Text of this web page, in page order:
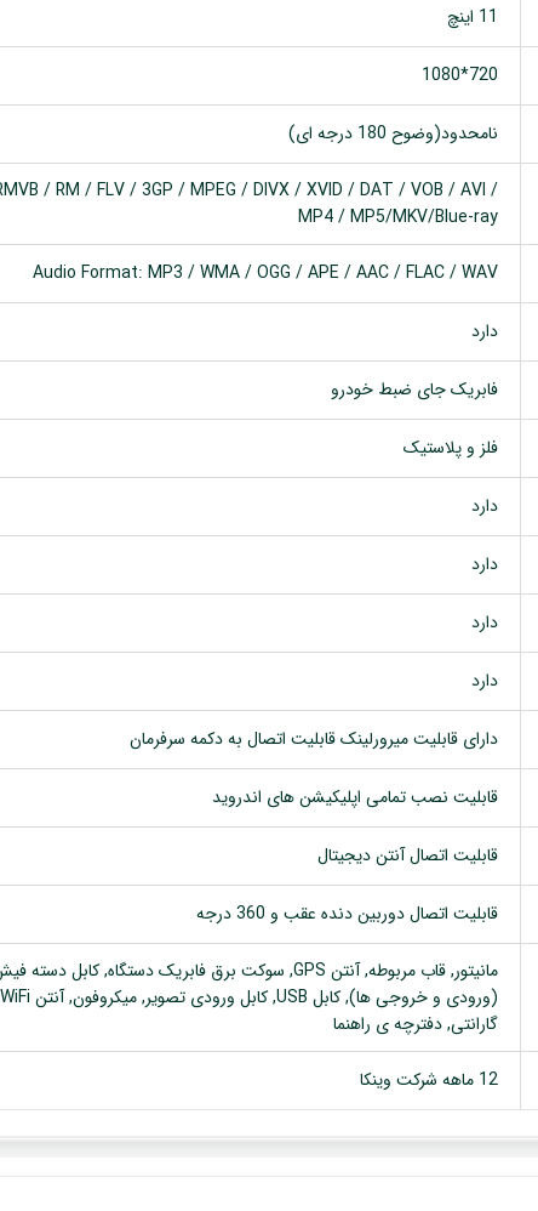
11 اینچ
720*1080
نامحدود(وضوح 180 درجه ای)
/ RM / FLV / 3GP / MPEG / DIVX / XVID / DAT / VOB / AVI /
MP4 / MP5/MKV/Blue-ray
Audio Format: MP3 / WMA / OGG / APE / AAC / FLAC / WAV
دارد
فابریک جای ضبط خودرو
فلز و پلاستیک
دارد
دارد
دارد
دارد
دارای قابلیت میرورلینک قابلیت اتصال به دکمه سرفرمان
قابلیت نصب تمامی اپلیکیشن های اندروید
قابلیت اتصال آنتن دیجیتال
قابلیت اتصال دوربین دنده عقب و 360 درجه
گارانتی, دفترچه ی راهنما
12 ماهه شرکت وینکا